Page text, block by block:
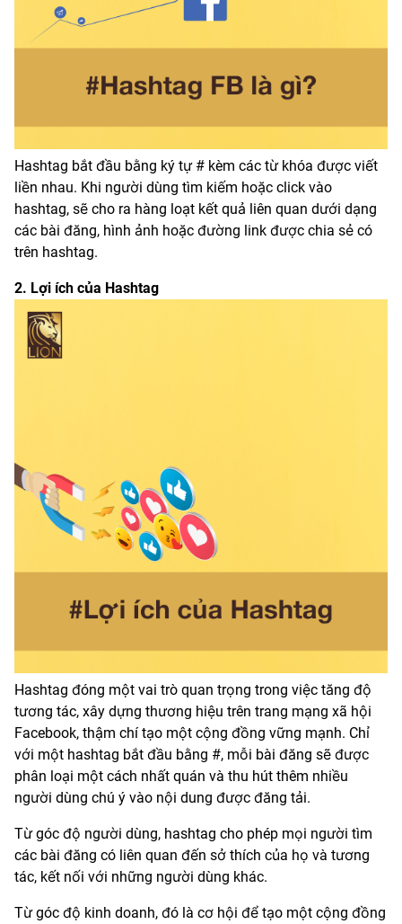
Hashtag bắt đầu bằng ký tự # kèm các từ khóa được viết
liền nhau. Khi người dùng tìm kiếm hoặc click vào
hashtag, sẽ cho ra hàng loạt kết quả liên quan dưới dạng
các bài đăng, hình ảnh hoặc đường link được chia sẻ có
trên hashtag.
2. Lợi ích của Hashtag
Hashtag đóng một vai trò quan trọng trong việc tăng độ
tương tác, xây dựng thương hiệu trên trang mạng xã hội
Facebook, thậm chí tạo một cộng đồng vững mạnh. Chỉ
với một hashtag bắt đầu bằng #, mỗi bài đăng sẽ được
phân loại một cách nhất quán và thu hút thêm nhiều
người dùng chú ý vào nội dung được đăng tải.
Từ góc độ người dùng, hashtag cho phép mọi người tìm
các bài đăng có liên quan đến sở thích của họ và tương
tác, kết nối với những người dùng khác.
Từ góc độ kinh doanh, đó là cơ hội để tạo một cộng đồng